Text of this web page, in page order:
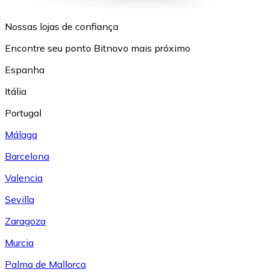
Nossas lojas de confiança
Encontre seu ponto Bitnovo mais próximo
Espanha
Itália
Portugal
Málaga
Barcelona
Valencia
Sevilla
Zaragoza
Murcia
Palma de Mallorca